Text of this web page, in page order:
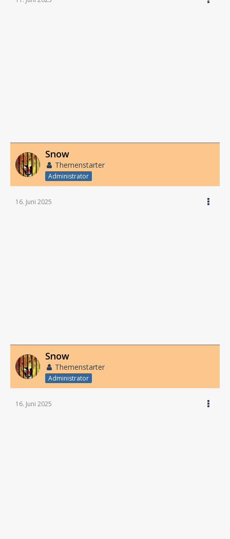
Snow
Themenstarter
Administrator
16. Juni 2025
Snow
Themenstarter
Administrator
16. Juni 2025